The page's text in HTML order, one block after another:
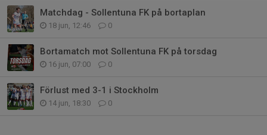
Matchdag - Sollentuna FK på bortaplan
18 jun, 12:46 0
Bortamatch mot Sollentuna FK på torsdag
16 jun, 07:00 0
Förlust med 3-1 i Stockholm
14 jun, 18:30 0